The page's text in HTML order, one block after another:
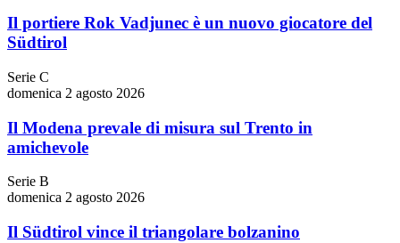
Il portiere Rok Vadjunec è un nuovo giocatore del
Südtirol
Serie C
domenica 2 agosto 2026
Il Modena prevale di misura sul Trento in
amichevole
Serie B
domenica 2 agosto 2026
Il Südtirol vince il triangolare bolzanino